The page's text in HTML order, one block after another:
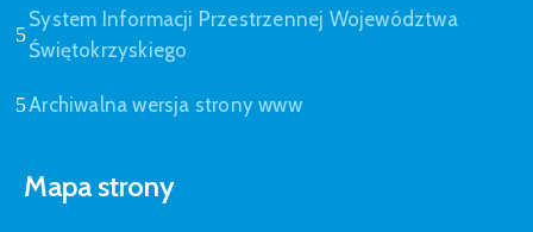
System Informacji Przestrzennej Województwa
Świętokrzyskiego
Archiwalna wersja strony www
Mapa strony